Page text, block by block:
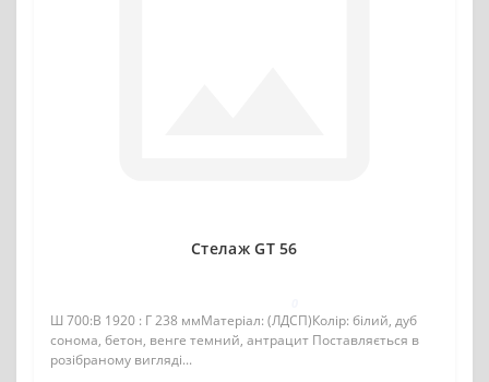
Стелаж GT 56
Ш 700:В 1920 : Г 238 ммМатеріал: (ЛДСП)Колір: білий, дуб
сонома, бетон, венге темний, антрацит Поставляється в
розібраному вигляді...